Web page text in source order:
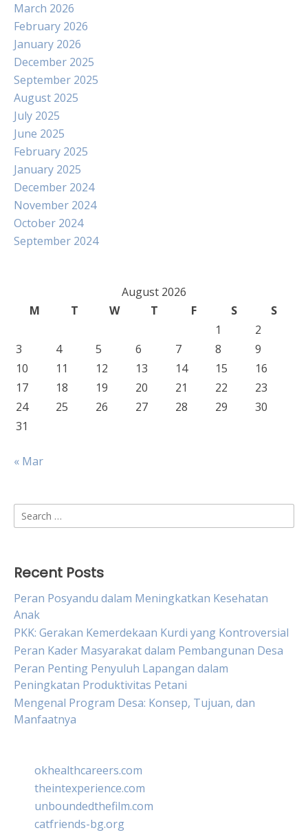
March 2026
February 2026
January 2026
December 2025
September 2025
August 2025
July 2025
June 2025
February 2025
January 2025
December 2024
November 2024
October 2024
September 2024
August 2026
M
T W T F S
S
1
2
3
4 5 6 7 8
9
10
11 12 13 14 15
16
17
18 19 20 21 22
23
24
25 26 27 28 29
30
31
« Mar
Search
for:
Recent Posts
Peran Posyandu dalam Meningkatkan Kesehatan
Anak
PKK: Gerakan Kemerdekaan Kurdi yang Kontroversial
Peran Kader Masyarakat dalam Pembangunan Desa
Peran Penting Penyuluh Lapangan dalam
Peningkatan Produktivitas Petani
Mengenal Program Desa: Konsep, Tujuan, dan
Manfaatnya
okhealthcareers.com
theintexperience.com
unboundedthefilm.com
catfriends-bg.org